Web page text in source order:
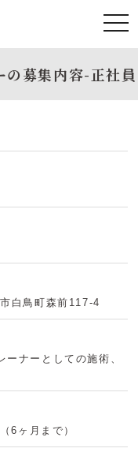
募集内容-正社員
白鳥町森前117-4
ナーとしての施術、
6ヶ月まで）